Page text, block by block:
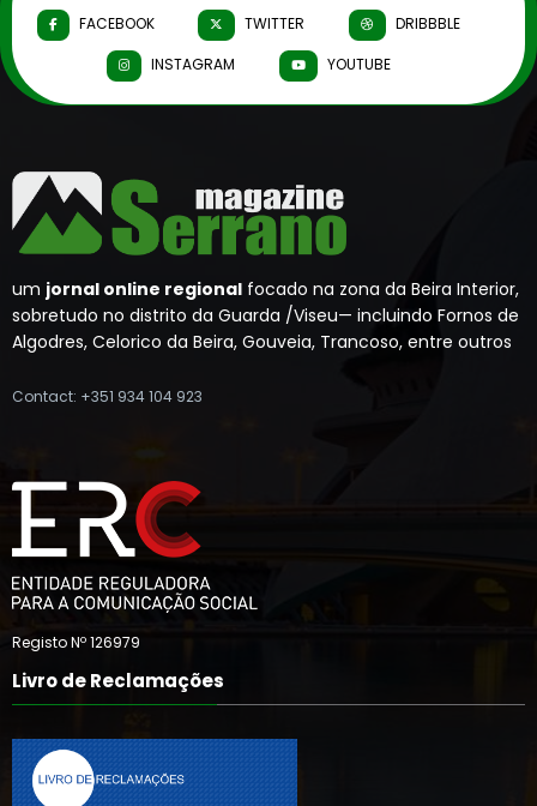
FACEBOOK TWITTER
DRIBBBLE
INSTAGRAM
YOUTUBE
um jornal online regional focado na zona da Beira Interior,
sobretudo no distrito da Guarda /Viseu— incluindo Fornos de
Algodres, Celorico da Beira, Gouveia, Trancoso, entre outros
Contact: +351 934 104 923
Registo Nº 126979
Livro de Reclamações